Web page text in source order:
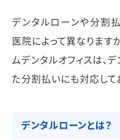
デンタルローンや分割
医院によって異なります
ムデンタルオフィスは、
た分割払いにも対応して
デンタルローンとは？